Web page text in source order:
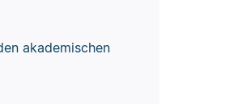
akademischen